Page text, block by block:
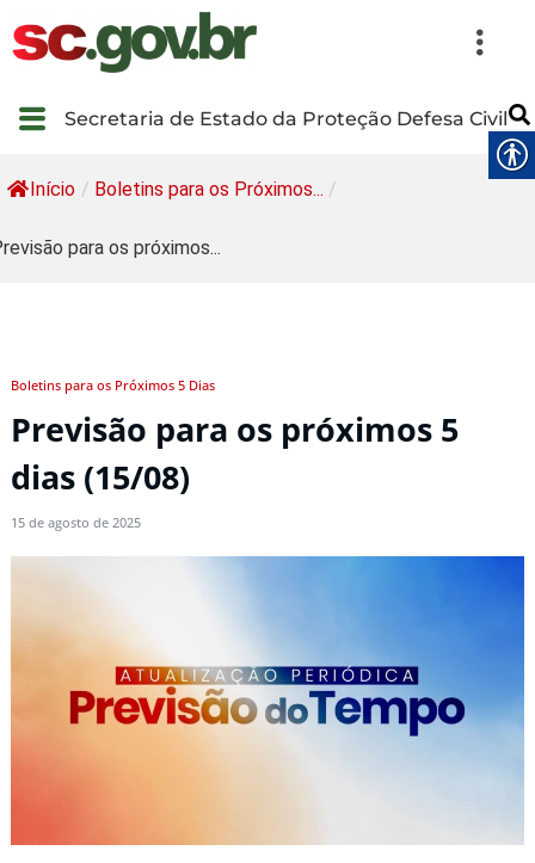
Secretaria de Estado da Proteção Defesa Civil
Início / Boletins para os Próximos... /
para os próximos...
Boletins para os Próximos 5 Dias
Previsão para os próximos 5
dias (15/08)
15 de agosto de 2025